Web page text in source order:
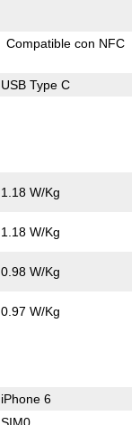
Compatible con NFC
USB Type C
1.18 W/Kg
1.18 W/Kg
0.98 W/Kg
0.97 W/Kg
iPhone 6